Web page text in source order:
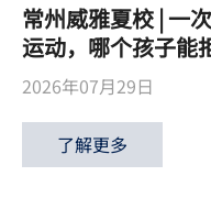
常州威雅夏校 | 一
运动，哪个孩子能
2026年07月29日
了解更多